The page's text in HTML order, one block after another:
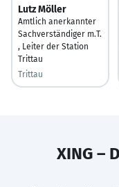
Lutz Möller
Amtlich anerkannter
Sachverständiger m.T.
, Leiter der Station
Trittau
Trittau
XING –